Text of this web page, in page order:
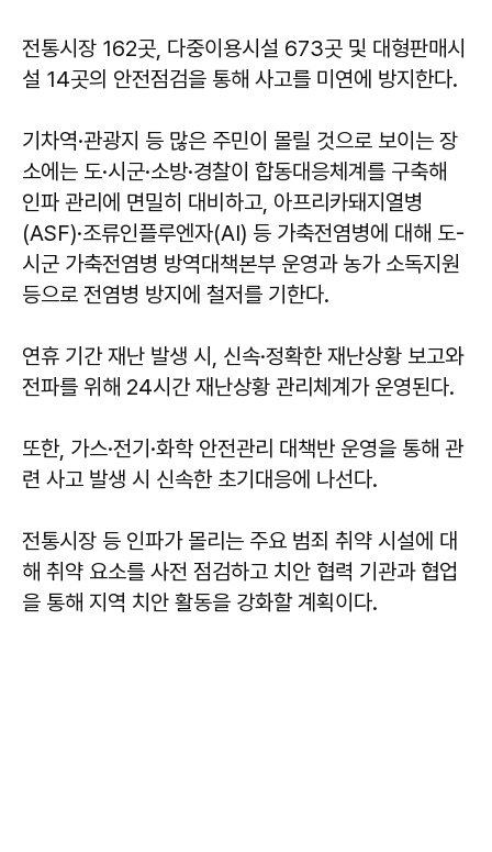
전통시장 162곳, 다중이용시설 673곳 및 대형판매시
설 14곳의 안전점검을 통해 사고를 미연에 방지한다.
기차역·관광지 등 많은 주민이 몰릴 것으로 보이는 장
소에는 도·시군·소방·경찰이 합동대응체계를 구축해
인파 관리에 면밀히 대비하고, 아프리카돼지열병
(ASF)·조류인플루엔자(AI) 등 가축전염병에 대해 도-
시군 가축전염병 방역대책본부 운영과 농가 소독지원
등으로 전염병 방지에 철저를 기한다.
연휴 기간 재난 발생 시, 신속·정확한 재난상황 보고와
전파를 위해 24시간 재난상황 관리체계가 운영된다.
또한, 가스·전기·화학 안전관리 대책반 운영을 통해 관
련 사고 발생 시 신속한 초기대응에 나선다.
전통시장 등 인파가 몰리는 주요 범죄 취약 시설에 대
해 취약 요소를 사전 점검하고 치안 협력 기관과 협업
을 통해 지역 치안 활동을 강화할 계획이다.